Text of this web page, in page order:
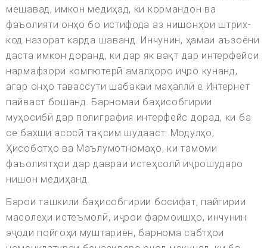
мешавад, имкон медиҳад, ки кормандон ва
фаъолияти онҳо бо истифода аз нишонҳои штрих-
код назорат карда шаванд. Инчунин, ҳамаи аъзоёни
даста имкон доранд, ки дар як вақт дар интерфейси
нармафзори компютерӣ амалҳоро иҷро кунанд,
агар онҳо тавассути шабакаи маҳаллӣ ё Интернет
пайваст бошанд. Барномаи баҳисобгирии
муҳосибӣ дар полиграфия интерфейс дорад, ки ба
се бахши асосӣ тақсим шудааст: Модулҳо,
Ҳисоботҳо ва Маълумотномаҳо, ки тамоми
фаъолиятҳои дар давраи истеҳсолӣ иҷрошударо
нишон медиҳанд.
Барои ташкили баҳисобгирии босифат, пайгирии
масолеҳи истеъмолӣ, иҷрои фармоишҳо, инчунин
эҷоди пойгоҳи муштариён, барнома сабтҳои